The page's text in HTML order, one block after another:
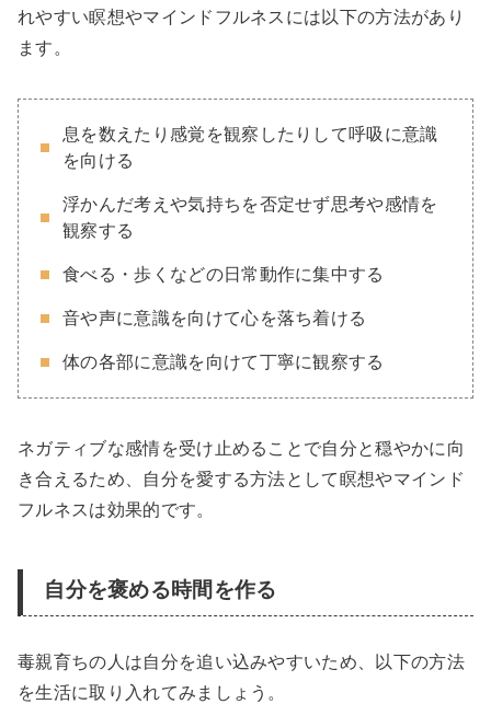
れやすい瞑想やマインドフルネスには以下の方法があり
ます。
息を数えたり感覚を観察したりして呼吸に意識
を向ける
浮かんだ考えや気持ちを否定せず思考や感情を
観察する
食べる・歩くなどの日常動作に集中する
音や声に意識を向けて心を落ち着ける
体の各部に意識を向けて丁寧に観察する
ネガティブな感情を受け止めることで自分と穏やかに向
き合えるため、自分を愛する方法として瞑想やマインド
フルネスは効果的です。
自分を褒める時間を作る
毒親育ちの人は自分を追い込みやすいため、以下の方法
を生活に取り入れてみましょう。